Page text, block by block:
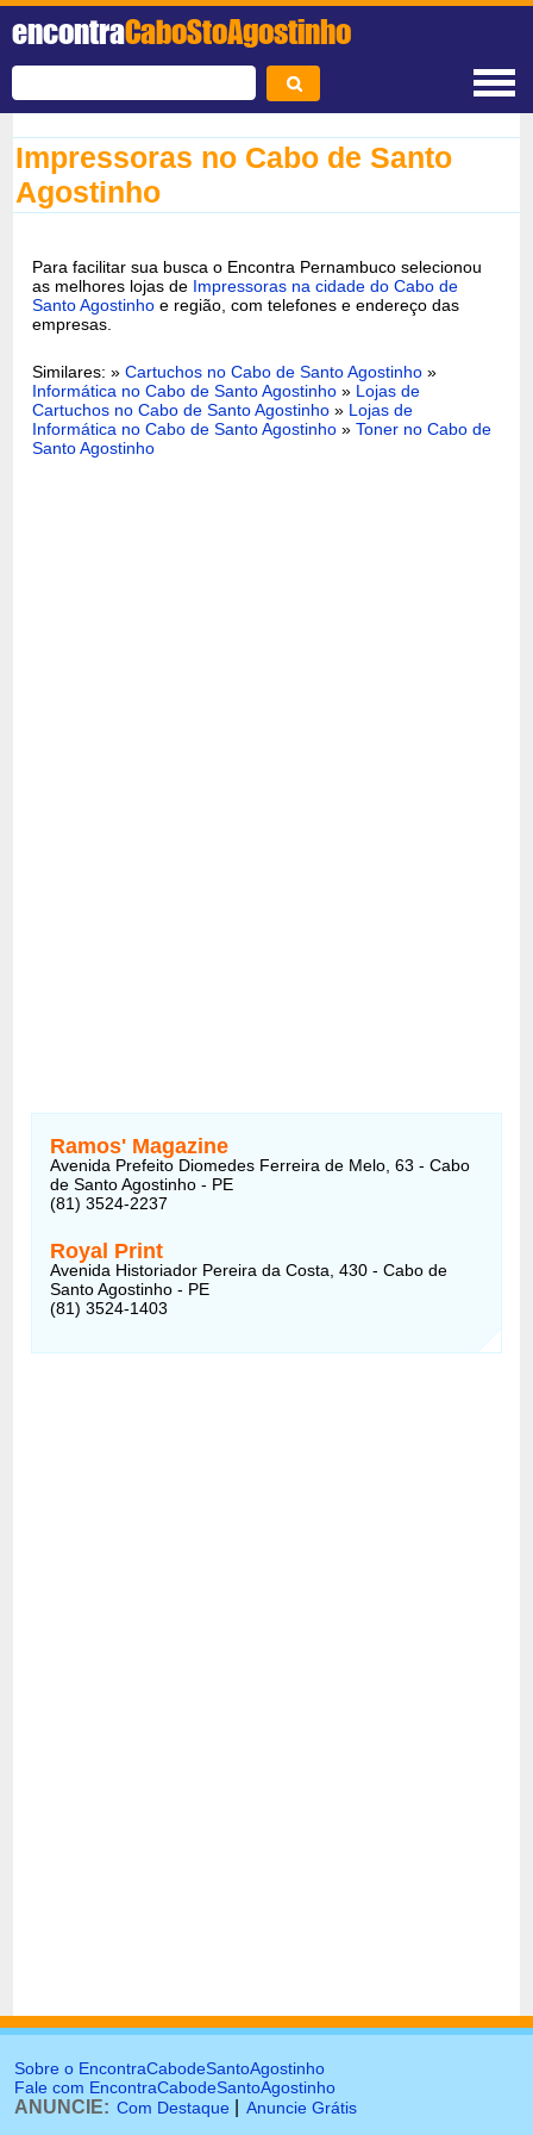
encontraCaboStoAgostinho
Impressoras no Cabo de Santo
Agostinho
Para facilitar sua busca o Encontra Pernambuco selecionou
as melhores lojas de Impressoras na cidade do Cabo de
Santo Agostinho e região, com telefones e endereço das
empresas.
Similares: »Cartuchos no Cabo de Santo Agostinho »
Informática no Cabo de Santo Agostinho » Lojas de
Cartuchos no Cabo de Santo Agostinho » Lojas de
Informática no Cabo de Santo Agostinho »Toner no Cabo de
Santo Agostinho
Ramos' Magazine
Avenida Prefeito Diomedes Ferreira de Melo, 63 - Cabo
de Santo Agostinho - PE
(81) 3524-2237
Royal Print
Avenida Historiador Pereira da Costa, 430 - Cabo de
Santo Agostinho - PE
(81) 3524-1403
Sobre o EncontraCabodeSantoAgostinho
Fale com EncontraCabodeSantoAgostinho
ANUNCIE: Com Destaque Anuncie Grátis